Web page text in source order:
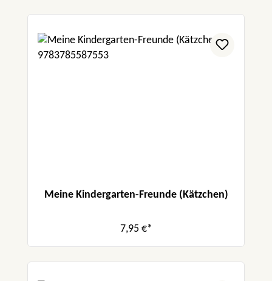
Meine Kindergarten-Freunde (Kätzchen)
7,95 €*